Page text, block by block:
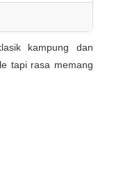
kampung dan
tapi rasa memang